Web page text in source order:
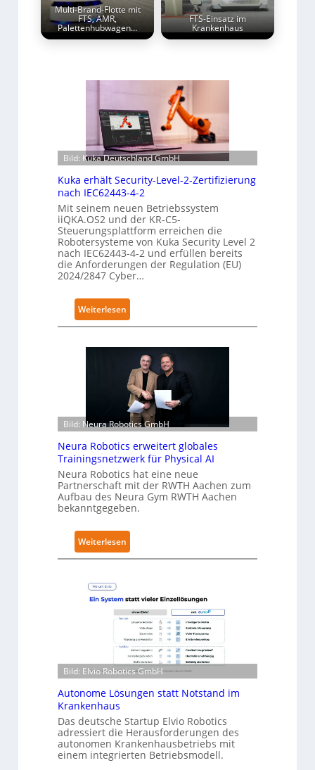
Multi-Brand-Flotte mit
FTS, AMR,
Palettenhubwagen…
FTS-Einsatz im
Krankenhaus
Bild: Kuka Deutschland GmbH
Kuka erhält Security-Level-2-Zertifizierung
nach IEC62443-4-2
Mit seinem neuen Betriebssystem
iiQKA.OS2 und der KR-C5-
Steuerungsplattform erreichen die
Robotersysteme von Kuka Security Level 2
nach IEC62443-4-2 und erfüllen bereits
die Anforderungen der Regulation (EU)
2024/2847 Cyber…
Weiterlesen
K
e
r
h
ä
l
t
S
e
c
u
r
t
L
e
e
l
-
2
Z
e
r
Bild: Neura Robotics GmbH
Neura Robotics erweitert globales
Trainingsnetzwerk für Physical AI
Neura Robotics hat eine neue
Partnerschaft mit der RWTH Aachen zum
Aufbau des Neura Gym RWTH Aachen
bekanntgegeben.
Weiterlesen
N
r
a
o
b
o
t
c
s
e
r
Bild: Elvio Robotics GmbH
Autonome Lösungen statt Notstand im
Krankenhaus
Das deutsche Startup Elvio Robotics
adressiert die Herausforderungen des
autonomen Krankenhausbetriebs mit
einem integrierten Betriebsmodell.